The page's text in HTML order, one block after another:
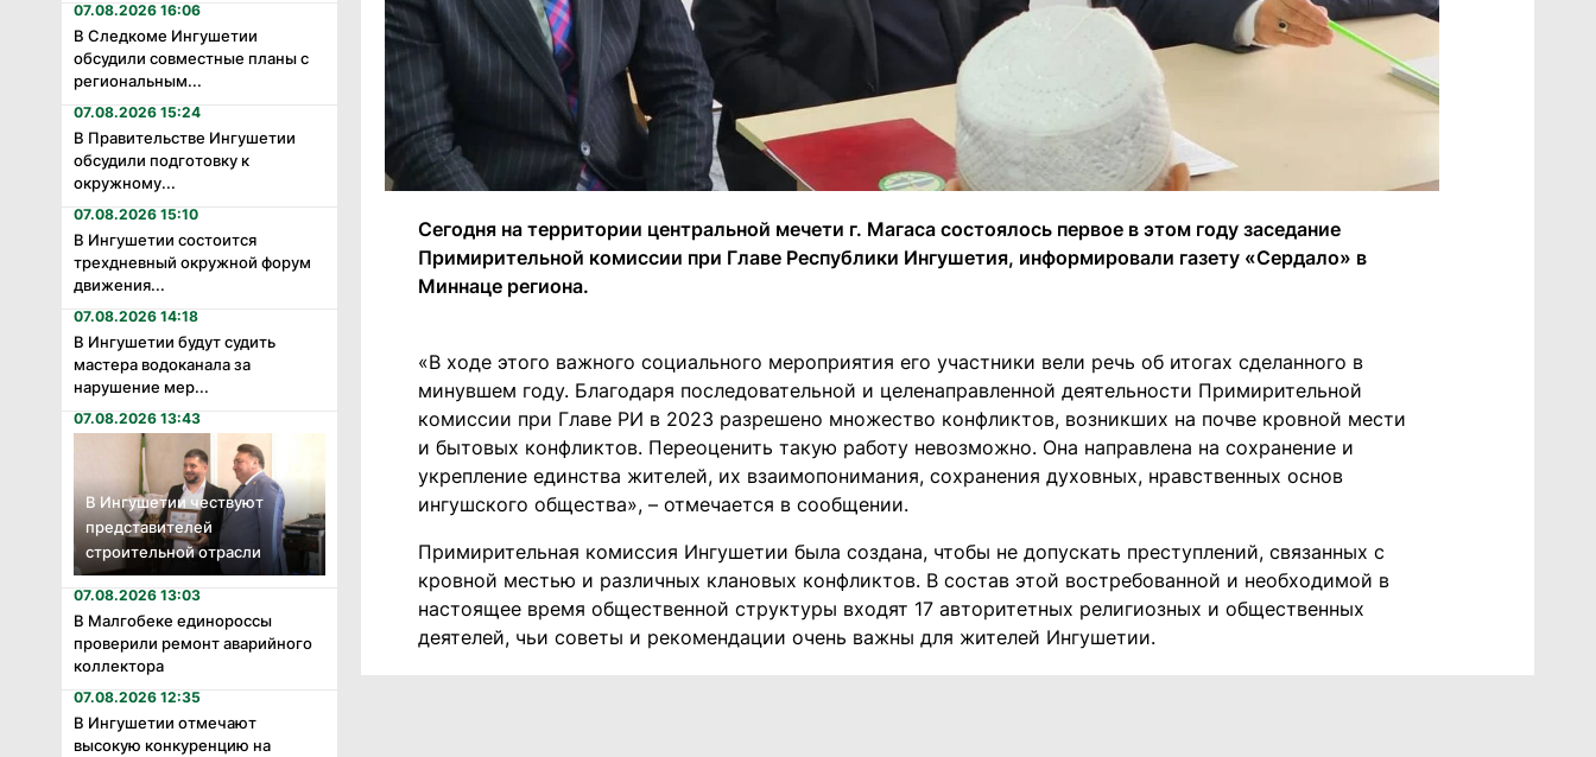
07.08.2026 16:06
В Следкоме Ингушетии
обсудили совместные планы с
региональным...
07.08.2026 15:24
В Правительстве Ингушетии
обсудили подготовку к
окружному...
07.08.2026 15:10
В Ингушетии состоится
трехдневный окружной форум
движения...
07.08.2026 14:18
В Ингушетии будут судить
мастера водоканала за
нарушение мер...
07.08.2026 13:43
В Ингушетии чествуют
представителей
строительной отрасли
07.08.2026 13:03
В Малгобеке единороссы
проверили ремонт аварийного
коллектора
07.08.2026 12:35
В Ингушетии отмечают
высокую конкуренцию на
Сегодня на территории центральной мечети г. Магаса состоялось первое в этом году заседание
Примирительной комиссии при Главе Республики Ингушетия, информировали газету «Сердало» в
Миннаце региона.
«В ходе этого важного социального мероприятия его участники вели речь об итогах сделанного в
минувшем году. Благодаря последовательной и целенаправленной деятельности Примирительной
комиссии при Главе РИ в 2023 разрешено множество конфликтов, возникших на почве кровной мести
и бытовых конфликтов. Переоценить такую работу невозможно. Она направлена на сохранение и
укрепление единства жителей, их взаимопонимания, сохранения духовных, нравственных основ
ингушского общества», – отмечается в сообщении.
Примирительная комиссия Ингушетии была создана, чтобы не допускать преступлений, связанных с
кровной местью и различных клановых конфликтов. В состав этой востребованной и необходимой в
настоящее время общественной структуры входят 17 авторитетных религиозных и общественных
деятелей, чьи советы и рекомендации очень важны для жителей Ингушетии.